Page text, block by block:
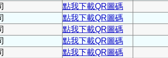
點我下載QR圖碼
點我下載QR圖碼
點我下載QR圖碼
點我下載QR圖碼
點我下載QR圖碼